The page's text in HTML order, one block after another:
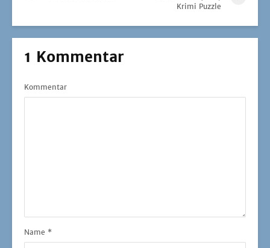
Krimi Puzzle
1 Kommentar
Kommentar
Name *